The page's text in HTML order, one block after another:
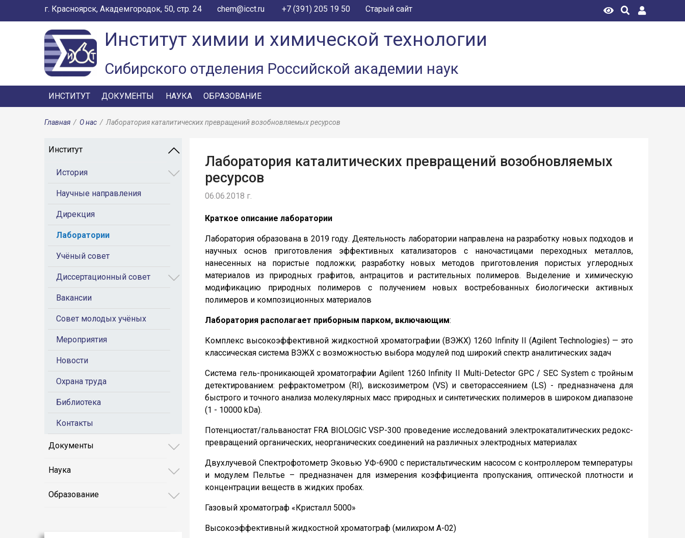
г. Красноярск, Академгородок, 50, стр. 24 chem@icct.ru +7 (391) 205 19 50 Старый сайт
Институт химии и химической технологии
Сибирского отделения Российской академии наук
ИНСТИТУТ ДОКУМЕНТЫ НАУКА ОБРАЗОВАНИЕ
Главная / О нас / Лаборатория каталитических превращений возобновляемых ресурсов
Институт
История
Научные направления
Дирекция
Лаборатории
Учёный совет
Диссертационный совет
Вакансии
Совет молодых учёных
Мероприятия
Новости
Охрана труда
Библиотека
Контакты
Документы
Наука
Образование
Лаборатория каталитических превращений возобновляемых
ресурсов
06.06.2018 г.
Краткое описание лаборатории
Лаборатория образована в 2019 году. Деятельность лаборатории направлена на разработку новых подходов и
научных основ приготовления эффективных катализаторов с наночастицами переходных металлов,
нанесенных на пористые подложки; разработку новых методов приготовления пористых углеродных
материалов из природных графитов, антрацитов и растительных полимеров. Выделение и химическую
модификацию природных полимеров с получением новых востребованных биологически активных
полимеров и композиционных материалов
Лаборатория располагает приборным парком, включающим:
Комплекс высокоэффективной жидкостной хроматографии (ВЭЖХ) 1260 Infinity II (Agilent Technologies) — это
классическая система ВЭЖХ с возможностью выбора модулей под широкий спектр аналитических задач
Система гель-проникающей хроматографии Agilent 1260 Infinity II Multi-Detector GPC / SEC System с тройным
детектированием: рефрактометром (RI), вискозиметром (VS) и светорассеянием (LS) - предназначена для
быстрого и точного анализа молекулярных масс природных и синтетических полимеров в широком диапазоне
(1 - 10000 kDa).
Потенциостат/гальваностат FRA BIOLOGIC VSP-300 проведение исследований электрокаталитических редокс-
превращений органических, неорганических соединений на различных электродных материалах
Двухлучевой Спектрофотометр Эковью УФ-6900 с перистальтическим насосом с контроллером температуры
и модулем Пельтье – предназначен для измерения коэффициента пропускания, оптической плотности и
концентрации веществ в жидких пробах.
Газовый хроматограф «Кристалл 5000»
Высокоэффективный жидкостной хроматограф (милихром А-02)